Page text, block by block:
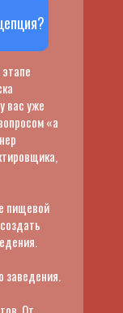
вас уже
«а
пищевой
заведения.